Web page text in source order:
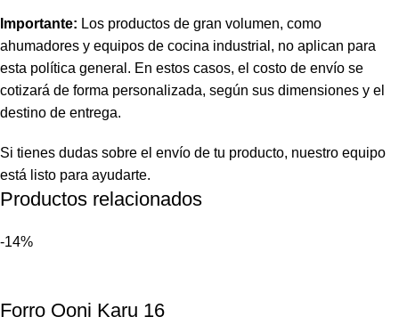
Importante: Los productos de gran volumen, como
ahumadores y equipos de cocina industrial, no aplican para
esta política general. En estos casos, el costo de envío se
cotizará de forma personalizada, según sus dimensiones y el
destino de entrega.
Si tienes dudas sobre el envío de tu producto, nuestro equipo
está listo para ayudarte.
Productos relacionados
-14%
Forro Ooni Karu 16